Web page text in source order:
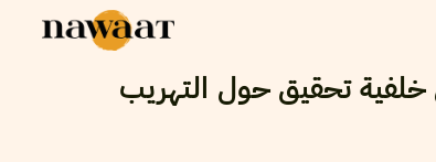
تحقيق حول التهريب